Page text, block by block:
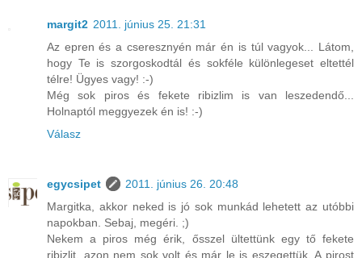
margit2 2011. június 25. 21:31
Az epren és a cseresznyén már én is túl vagyok... Látom,
hogy Te is szorgoskodtál és sokféle különlegeset eltettél
télre! Ügyes vagy! :-)
Még sok piros és fekete ribizlim is van leszedendő...
Holnaptól meggyezek én is! :-)
Válasz
egycsipet
2011. június 26. 20:48
Margitka, akkor neked is jó sok munkád lehetett az utóbbi
napokban. Sebaj, megéri. ;)
Nekem a piros még érik, ősszel ültettünk egy tő fekete
ribizlit, azon nem sok volt és már le is eszegettük. A pirost